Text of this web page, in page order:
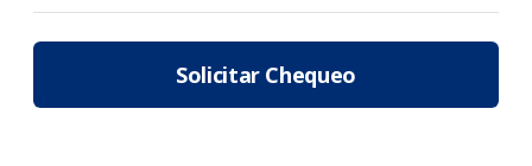
Solicitar Chequeo